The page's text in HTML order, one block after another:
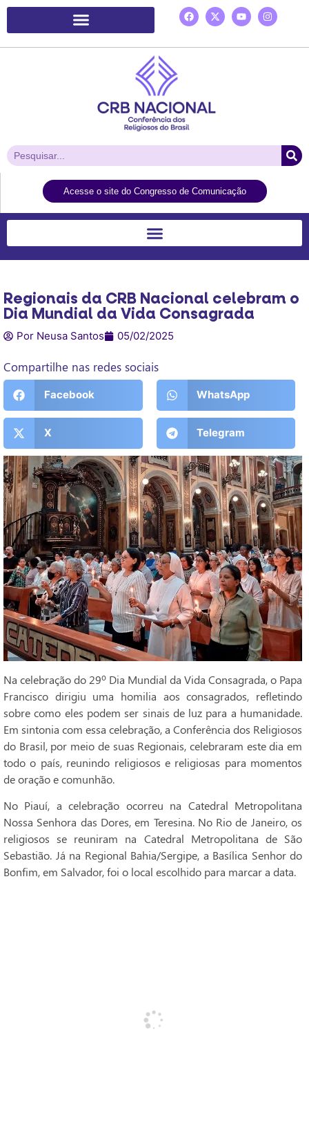
Acesse o site do Congresso de Comunicação
Regionais da CRB Nacional celebram o
Dia Mundial da Vida Consagrada
Por Neusa Santos 05/02/2025
Compartilhe nas redes sociais
Facebook WhatsApp
X Telegram
Na celebração do 29º Dia Mundial da Vida Consagrada, o Papa
Francisco dirigiu uma homilia aos consagrados, refletindo
sobre como eles podem ser sinais de luz para a humanidade.
Em sintonia com essa celebração, a Conferência dos Religiosos
do Brasil, por meio de suas Regionais, celebraram este dia em
todo o país, reunindo religiosos e religiosas para momentos
de oração e comunhão.
No Piauí, a celebração ocorreu na Catedral Metropolitana
Nossa Senhora das Dores, em Teresina. No Rio de Janeiro, os
religiosos se reuniram na Catedral Metropolitana de São
Sebastião. Já na Regional Bahia/Sergipe, a Basílica Senhor do
Bonfim, em Salvador, foi o local escolhido para marcar a data.